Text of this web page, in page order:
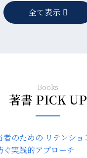
全て表示
Books
著書 PICK UP